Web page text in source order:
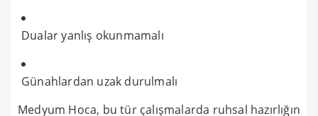
Dualar yanlış okunmamalı
Günahlardan uzak durulmalı
Medyum Hoca, bu tür çalışmalarda ruhsal hazırlığın